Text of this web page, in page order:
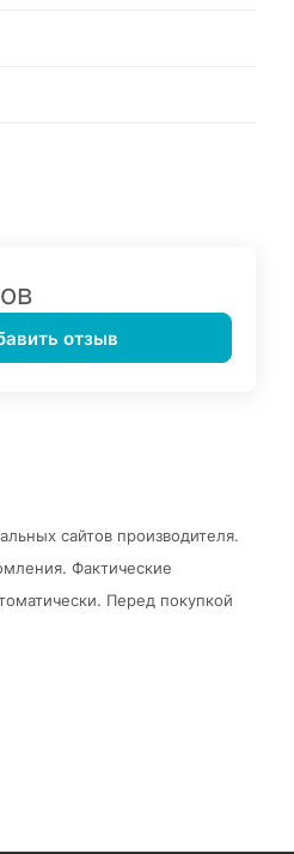
отзыв
сайтов производителя.
Фактические
Перед покупкой